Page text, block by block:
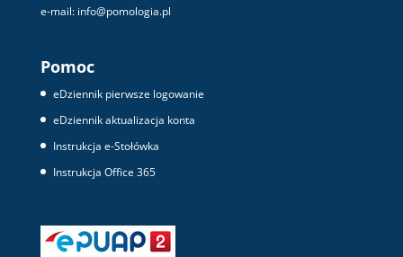
e-mail: info@pomologia.pl
Pomoc
eDziennik pierwsze logowanie
eDziennik aktualizacja konta
Instrukcja e-Stołówka
Instrukcja Office 365